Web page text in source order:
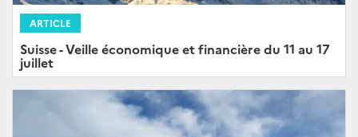
ARTICLE
Suisse - Veille économique et financière du 11 au 17
juillet